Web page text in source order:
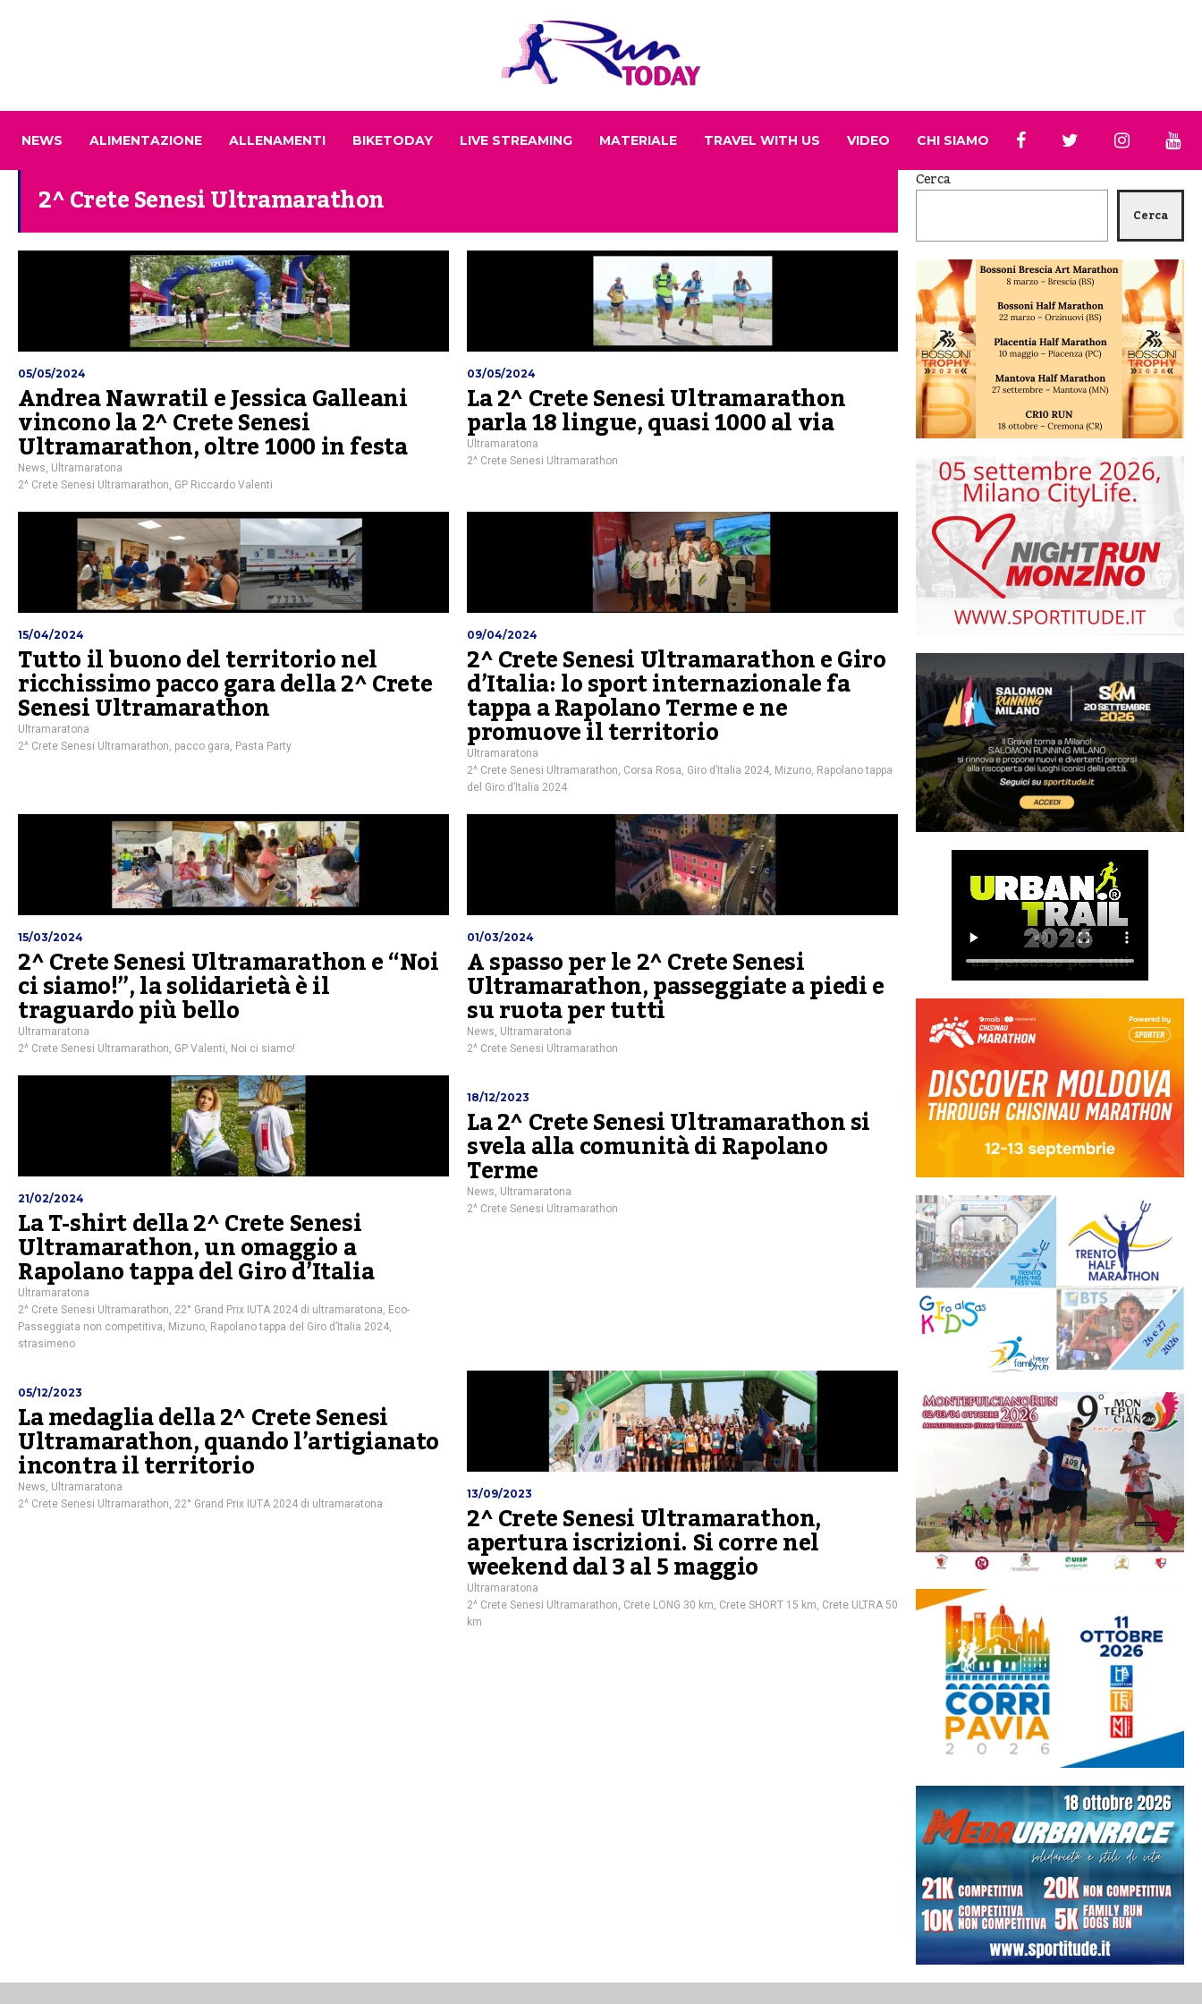
NEWS ALIMENTAZIONE ALLENAMENTI BIKETODAY LIVE STREAMING MATERIALE TRAVEL WITH US VIDEO CHI SIAMO
2^ Crete Senesi Ultramarathon
05/05/2024
Andrea Nawratil e Jessica Galleani
vincono la 2^ Crete Senesi
Ultramarathon, oltre 1000 in festa
News, Ultramaratona
2^ Crete Senesi Ultramarathon, GP Riccardo Valenti
03/05/2024
La 2^ Crete Senesi Ultramarathon
parla 18 lingue, quasi 1000 al via
Ultramaratona
2^ Crete Senesi Ultramarathon
15/04/2024
Tutto il buono del territorio nel
ricchissimo pacco gara della 2^ Crete
Senesi Ultramarathon
Ultramaratona
2^ Crete Senesi Ultramarathon, pacco gara, Pasta Party
09/04/2024
2^ Crete Senesi Ultramarathon e Giro
d’Italia: lo sport internazionale fa
tappa a Rapolano Terme e ne
promuove il territorio
Ultramaratona
2^ Crete Senesi Ultramarathon, Corsa Rosa, Giro d’Italia 2024, Mizuno, Rapolano tappa
del Giro d’Italia 2024
15/03/2024
2^ Crete Senesi Ultramarathon e “Noi
ci siamo!”, la solidarietà è il
traguardo più bello
Ultramaratona
2^ Crete Senesi Ultramarathon, GP Valenti, Noi ci siamo!
01/03/2024
A spasso per le 2^ Crete Senesi
Ultramarathon, passeggiate a piedi e
su ruota per tutti
News, Ultramaratona
2^ Crete Senesi Ultramarathon
21/02/2024
La T-shirt della 2^ Crete Senesi
Ultramarathon, un omaggio a
Rapolano tappa del Giro d’Italia
Ultramaratona
2^ Crete Senesi Ultramarathon, 22° Grand Prix IUTA 2024 di ultramaratona, Eco-
Passeggiata non competitiva, Mizuno, Rapolano tappa del Giro d’Italia 2024,
strasimeno
18/12/2023
La 2^ Crete Senesi Ultramarathon si
svela alla comunità di Rapolano
Terme
News, Ultramaratona
2^ Crete Senesi Ultramarathon
05/12/2023
La medaglia della 2^ Crete Senesi
Ultramarathon, quando l’artigianato
incontra il territorio
News, Ultramaratona
2^ Crete Senesi Ultramarathon, 22° Grand Prix IUTA 2024 di ultramaratona
13/09/2023
2^ Crete Senesi Ultramarathon,
apertura iscrizioni. Si corre nel
weekend dal 3 al 5 maggio
Ultramaratona
2^ Crete Senesi Ultramarathon, Crete LONG 30 km, Crete SHORT 15 km, Crete ULTRA 50
km
Cerca
Cerca